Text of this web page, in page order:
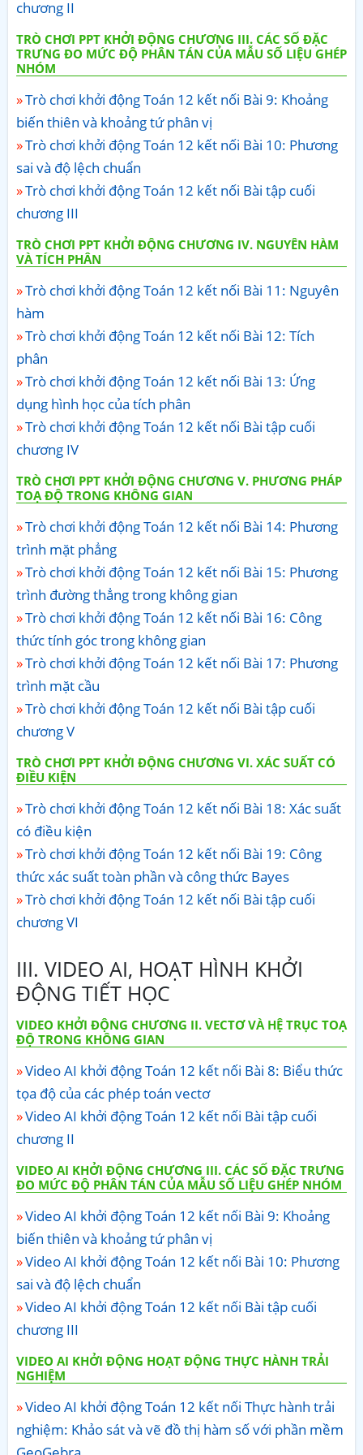
chương II
TRÒ CHƠI PPT KHỞI ĐỘNG CHƯƠNG III. CÁC SỐ ĐẶC
TRƯNG ĐO MỨC ĐỘ PHÂN TÁN CỦA MẪU SỐ LIỆU GHÉP
NHÓM
Trò chơi khởi động Toán 12 kết nối Bài 9: Khoảng
biến thiên và khoảng tứ phân vị
Trò chơi khởi động Toán 12 kết nối Bài 10: Phương
sai và độ lệch chuẩn
Trò chơi khởi động Toán 12 kết nối Bài tập cuối
chương III
TRÒ CHƠI PPT KHỞI ĐỘNG CHƯƠNG IV. NGUYÊN HÀM
VÀ TÍCH PHÂN
Trò chơi khởi động Toán 12 kết nối Bài 11: Nguyên
hàm
Trò chơi khởi động Toán 12 kết nối Bài 12: Tích
phân
Trò chơi khởi động Toán 12 kết nối Bài 13: Ứng
dụng hình học của tích phân
Trò chơi khởi động Toán 12 kết nối Bài tập cuối
chương IV
TRÒ CHƠI PPT KHỞI ĐỘNG CHƯƠNG V. PHƯƠNG PHÁP
TOẠ ĐỘ TRONG KHÔNG GIAN
Trò chơi khởi động Toán 12 kết nối Bài 14: Phương
trình mặt phẳng
Trò chơi khởi động Toán 12 kết nối Bài 15: Phương
trình đường thẳng trong không gian
Trò chơi khởi động Toán 12 kết nối Bài 16: Công
thức tính góc trong không gian
Trò chơi khởi động Toán 12 kết nối Bài 17: Phương
trình mặt cầu
Trò chơi khởi động Toán 12 kết nối Bài tập cuối
chương V
TRÒ CHƠI PPT KHỞI ĐỘNG CHƯƠNG VI. XÁC SUẤT CÓ
ĐIỀU KIỆN
Trò chơi khởi động Toán 12 kết nối Bài 18: Xác suất
có điều kiện
Trò chơi khởi động Toán 12 kết nối Bài 19: Công
thức xác suất toàn phần và công thức Bayes
Trò chơi khởi động Toán 12 kết nối Bài tập cuối
chương VI
III. VIDEO AI, HOẠT HÌNH KHỞI
ĐỘNG TIẾT HỌC
VIDEO KHỞI ĐỘNG CHƯƠNG II. VECTƠ VÀ HỆ TRỤC TOẠ
ĐỘ TRONG KHÔNG GIAN
Video AI khởi động Toán 12 kết nối Bài 8: Biểu thức
tọa độ của các phép toán vectơ
Video AI khởi động Toán 12 kết nối Bài tập cuối
chương II
VIDEO AI KHỞI ĐỘNG CHƯƠNG III. CÁC SỐ ĐẶC TRƯNG
ĐO MỨC ĐỘ PHÂN TÁN CỦA MẪU SỐ LIỆU GHÉP NHÓM
Video AI khởi động Toán 12 kết nối Bài 9: Khoảng
biến thiên và khoảng tứ phân vị
Video AI khởi động Toán 12 kết nối Bài 10: Phương
sai và độ lệch chuẩn
Video AI khởi động Toán 12 kết nối Bài tập cuối
chương III
VIDEO AI KHỞI ĐỘNG HOẠT ĐỘNG THỰC HÀNH TRẢI
NGHIỆM
Video AI khởi động Toán 12 kết nối Thực hành trải
nghiệm: Khảo sát và vẽ đồ thị hàm số với phần mềm